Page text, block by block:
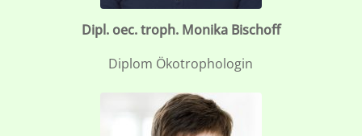
Dipl. oec. troph. Monika Bischoff
Diplom Ökotrophologin